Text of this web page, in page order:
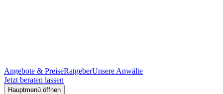
Angebote & PreiseRatgeberUnsere Anwälte
Jetzt beraten lassen
Hauptmenü öffnen